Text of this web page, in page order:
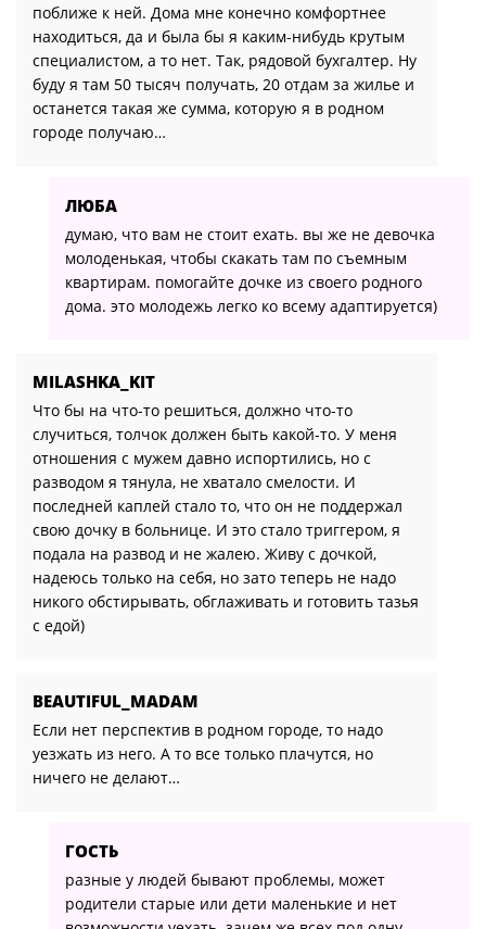
поближе к ней. Дома мне конечно комфортнее
находиться, да и была бы я каким-нибудь крутым
специалистом, а то нет. Так, рядовой бухгалтер. Ну
буду я там 50 тысяч получать, 20 отдам за жилье и
останется такая же сумма, которую я в родном
городе получаю…
ЛЮБА
думаю, что вам не стоит ехать. вы же не девочка
молоденькая, чтобы скакать там по съемным
квартирам. помогайте дочке из своего родного
дома. это молодежь легко ко всему адаптируется)
MILASHKA_KIT
Что бы на что-то решиться, должно что-то
случиться, толчок должен быть какой-то. У меня
отношения с мужем давно испортились, но с
разводом я тянула, не хватало смелости. И
последней каплей стало то, что он не поддержал
свою дочку в больнице. И это стало триггером, я
подала на развод и не жалею. Живу с дочкой,
надеюсь только на себя, но зато теперь не надо
никого обстирывать, обглаживать и готовить тазья
с едой)
BEAUTIFUL_MADAM
Если нет перспектив в родном городе, то надо
уезжать из него. А то все только плачутся, но
ничего не делают…
ГОСТЬ
разные у людей бывают проблемы, может
родители старые или дети маленькие и нет